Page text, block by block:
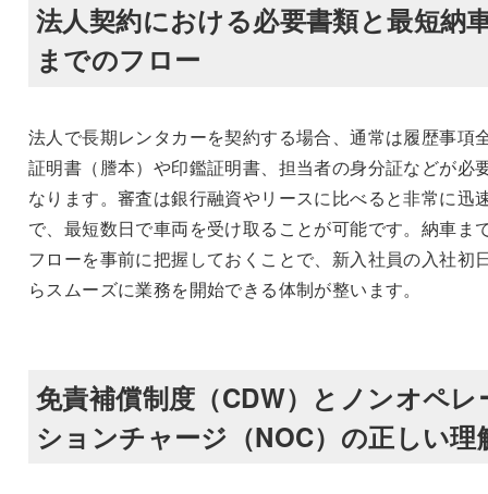
法人契約における必要書類と最短納
までのフロー
法人で長期レンタカーを契約する場合、通常は履歴事項
証明書（謄本）や印鑑証明書、担当者の身分証などが必
なります。審査は銀行融資やリースに比べると非常に迅
で、最短数日で車両を受け取ることが可能です。納車ま
フローを事前に把握しておくことで、新入社員の入社初
らスムーズに業務を開始できる体制が整います。
免責補償制度（CDW）とノンオペレ
ションチャージ（NOC）の正しい理